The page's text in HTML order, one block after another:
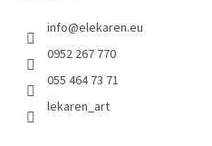
info@elekaren.eu
0952 267 770
055 464 73 71
lekaren_art